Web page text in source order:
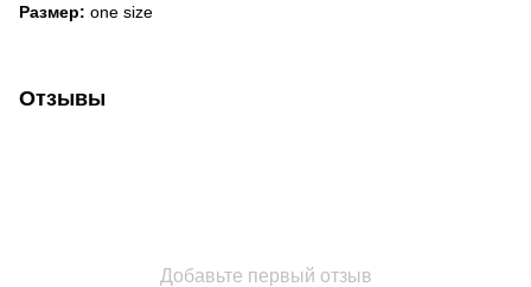
Размер: one size
Отзывы
Добавьте первый отзыв